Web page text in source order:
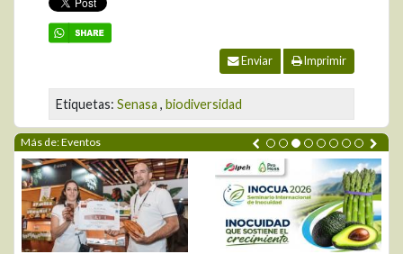
Enviar Imprimir
Etiquetas: Senasa , biodiversidad
Más de: Eventos